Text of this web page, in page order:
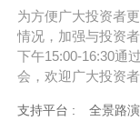
为方便广大投资者
情况，加强与投资
下午15:00-16:30通
会，欢迎广大投资者
支持平台 : 全景路演